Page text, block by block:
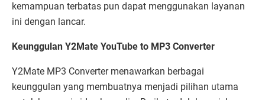
kemampuan terbatas pun dapat menggunakan layanan
ini dengan lancar.
Keunggulan Y2Mate YouTube to MP3 Converter
Y2Mate MP3 Converter menawarkan berbagai
keunggulan yang membuatnya menjadi pilihan utama